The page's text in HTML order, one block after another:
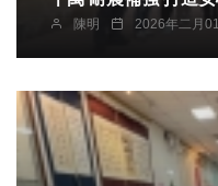
陳明 2026年二月